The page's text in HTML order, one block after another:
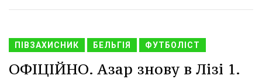
ПІВЗАХИСНИК БЕЛЬГІЯ ФУТБОЛІСТ
ОФІЦІЙНО. Азар знову в Лізі 1.